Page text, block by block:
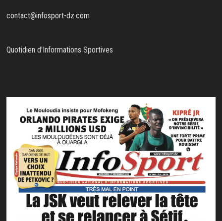
contact@infosport-dz.com
Quotidien d'Informations Sportives